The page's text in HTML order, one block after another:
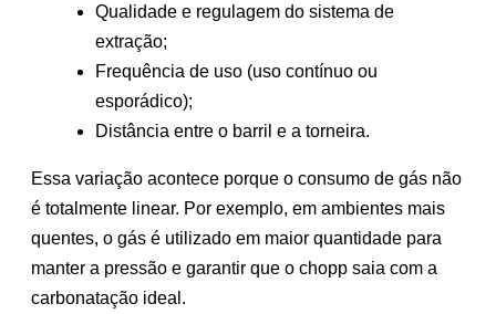
Qualidade e regulagem do sistema de
extração;
Frequência de uso (uso contínuo ou
esporádico);
Distância entre o barril e a torneira.
Essa variação acontece porque o consumo de gás não
é totalmente linear. Por exemplo, em ambientes mais
quentes, o gás é utilizado em maior quantidade para
manter a pressão e garantir que o chopp saia com a
carbonatação ideal.